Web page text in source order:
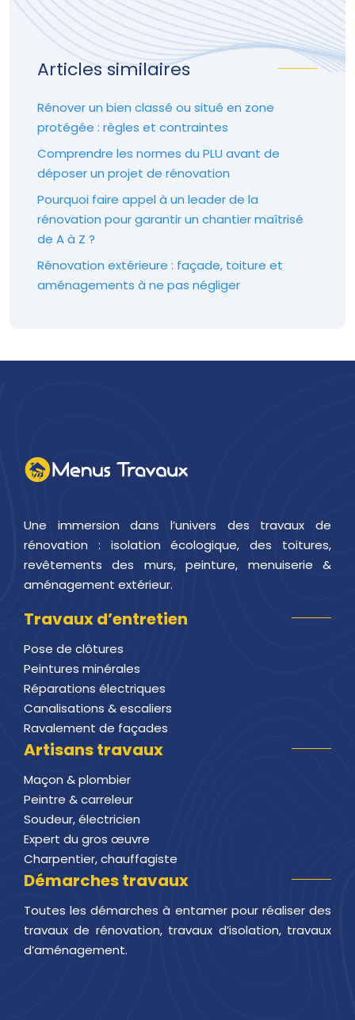
Articles similaires
Rénover un bien classé ou situé en zone
protégée : règles et contraintes
Comprendre les normes du PLU avant de
déposer un projet de rénovation
Pourquoi faire appel à un leader de la
rénovation pour garantir un chantier maîtrisé
de A à Z ?
Rénovation extérieure : façade, toiture et
aménagements à ne pas négliger
Une immersion dans l’univers des travaux de
rénovation : isolation écologique, des toitures,
revêtements des murs, peinture, menuiserie &
aménagement extérieur.
Travaux d’entretien
Pose de clôtures
Peintures minérales
Réparations électriques
Canalisations & escaliers
Ravalement de façades
Artisans travaux
Maçon & plombier
Peintre & carreleur
Soudeur, électricien
Expert du gros œuvre
Charpentier, chauffagiste
Démarches travaux
Toutes les démarches à entamer pour réaliser des
travaux de rénovation, travaux d’isolation, travaux
d’aménagement.